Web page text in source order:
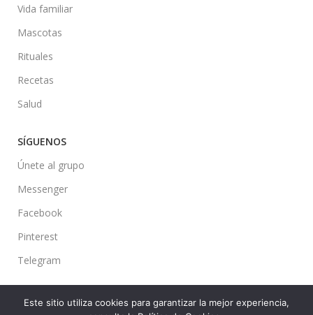
Vida familiar
Mascotas
Rituales
Recetas
Salud
SÍGUENOS
Únete al grupo
Messenger
Facebook
Pinterest
Telegram
Este sitio utiliza cookies para garantizar la mejor experiencia,